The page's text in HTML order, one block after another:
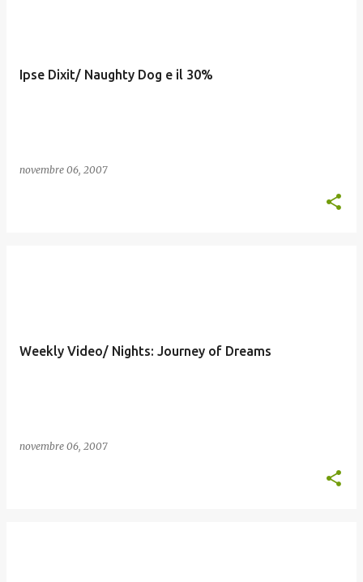
Ipse Dixit/ Naughty Dog e il 30%
novembre 06, 2007
Weekly Video/ Nights: Journey of Dreams
novembre 06, 2007